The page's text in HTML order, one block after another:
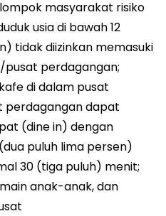
masyarakat risiko
usia di bawah 12
tidak diizinkan memasuki
perdagangan;
di dalam pusat
dapat
(dine in) dengan
puluh lima persen)
30 (tiga puluh) menit;
anak-anak, dan